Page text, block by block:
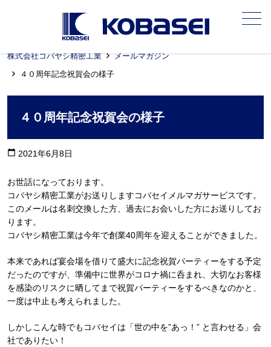
メニュー
株式会社コバヤシ精密工業
メールマガジン
４０周年記念祝賀会の様子
４０周年記念祝賀会の様子
calendar_today 2021年6月8日
お世話になっております。
コバヤシ精密工業がお送りしますコバセイメルマガサービスです。
このメールは名刺交換した方、過去にお会いした方にお送りしてお
ります。
コバヤシ精密工業は今年で創業40周年を迎えることができました。
本来であれば宴会場を借りて盛大に記念祝賀パーティーをする予定
だったのですが、準備中に世界がコロナ禍に呑まれ、大切なお客様
を感染のリスクに晒してまで祝賀パーティーをするべきなのかと、
一度は中止も考えられました。
しかしこんな時でもコバセイは「世の中を”あっ！” と言わせる」会
社でありたい！